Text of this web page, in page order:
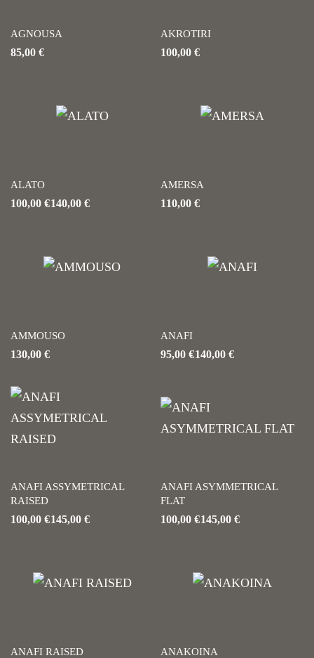
AGNOUSA
85,00 €
AKROTIRI
100,00 €
ALATO
100,00 €140,00€
AMERSA
110,00 €
AMMOUSO
130,00 €
ANAFI
95,00 €140,00€
ANAFI ASSYMETRICAL
RAISED
100,00 €145,00€
ANAFI ASYΜMETRICAL
FLAT
100,00 €145,00€
ANAFI RAISED ANAKOINA